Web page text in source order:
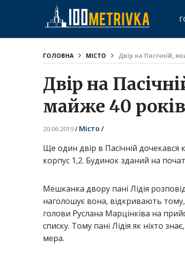
ГОЛОВНА МІСТО Двір на Пасічній,
Двір на
майже 40
20.06.2019/ Місто /
Ще один двір в Пасічній дочекався
корпус 1,2. Будинок зданий на
Мешканка двору пані Лідія
наголошує вона, відкривають тому,
голови Руслана Марцінківа на
списку. Тому пані Лідія як ніхто
мера.